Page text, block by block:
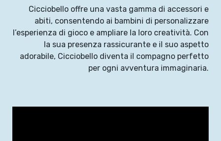
Cicciobello offre una vasta gamma di accessori e
abiti, consentendo ai bambini di personalizzare
l’esperienza di gioco e ampliare la loro creatività. Con
la sua presenza rassicurante e il suo aspetto
adorabile, Cicciobello diventa il compagno perfetto
per ogni avventura immaginaria.